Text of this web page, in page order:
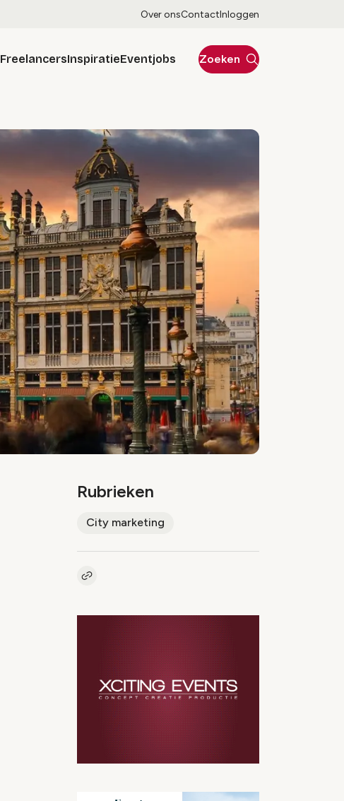
Over onsContactInloggen
FreelancersInspiratieEventjobs Zoeken
Rubrieken
City marketing
Kopieer link naar artikel